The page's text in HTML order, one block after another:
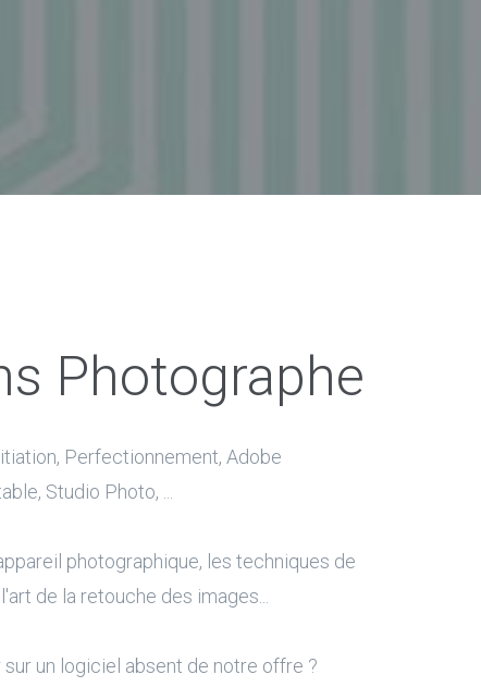
Photographe
Perfectionnement, Adobe
Studio Photo, ...
photographique, les techniques de
de la retouche des images...
un logiciel absent de notre offre ?